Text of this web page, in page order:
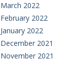
March 2022
February 2022
January 2022
December 2021
November 2021